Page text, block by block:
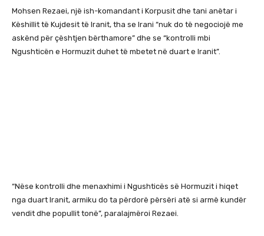
Mohsen Rezaei, një ish-komandant i Korpusit dhe tani anëtar i
Këshillit të Kujdesit të Iranit, tha se Irani “nuk do të negociojë me
askënd për çështjen bërthamore” dhe se “kontrolli mbi
Ngushticën e Hormuzit duhet të mbetet në duart e Iranit”.
“Nëse kontrolli dhe menaxhimi i Ngushticës së Hormuzit i hiqet
nga duart Iranit, armiku do ta përdorë përsëri atë si armë kundër
vendit dhe popullit tonë”, paralajmëroi Rezaei.